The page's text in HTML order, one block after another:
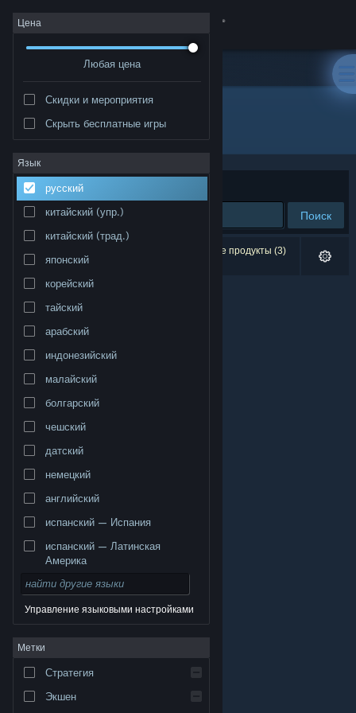
Войти
Сообщество
Информация
Поддержка
Изменить язык
Полная версия
© Valve Corporation. Все права сохранены. Все
торговые марки являются собственностью
Правовая информация
Соглашение подписчика Steam
Файлы cookie
Цена
Любая цена
Скидки и мероприятия
Скрыть бесплатные игры
Язык
русский
китайский (упр.)
китайский (трад.)
японский
корейский
тайский
арабский
индонезийский
малайский
болгарский
чешский
датский
немецкий
английский
испанский — Испания
испанский — Латинская
Америка
Управление языковыми настройками
Метки
Стратегия
Экшен
Разработчик: davevillz
Сортировать по
Поиск
Результатов по вашему запросу: 0. Некоторые продукты (3)
скрыты согласно вашим настройкам.